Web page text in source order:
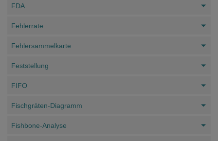
FDA
Fehlerrate
Fehlersammelkarte
Feststellung
FIFO
Fischgräten-Diagramm
Fishbone-Analyse